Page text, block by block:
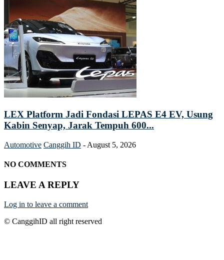
LEX Platform Jadi Fondasi LEPAS E4 EV, Usung
Kabin Senyap, Jarak Tempuh 600...
Automotive Canggih ID - August 5, 2026
NO COMMENTS
LEAVE A REPLY
Log in to leave a comment
© CanggihID all right reserved